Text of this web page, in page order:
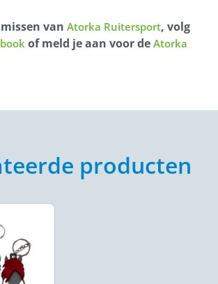
van Atorka Ruitersport, volg
of meld je aan voor de Atorka
producten